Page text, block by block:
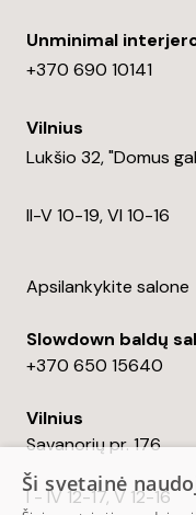
Unminimal
+370 690 10141
Vilnius
Lukšio 32, "Domus
II-V 10-19, VI 10-16
Apsilankykite salone
Slowdown baldų
+370 650 15640
Vilnius
Savanorių pr. 176
I - IV 12-17, V 12-16
Ši svetainė